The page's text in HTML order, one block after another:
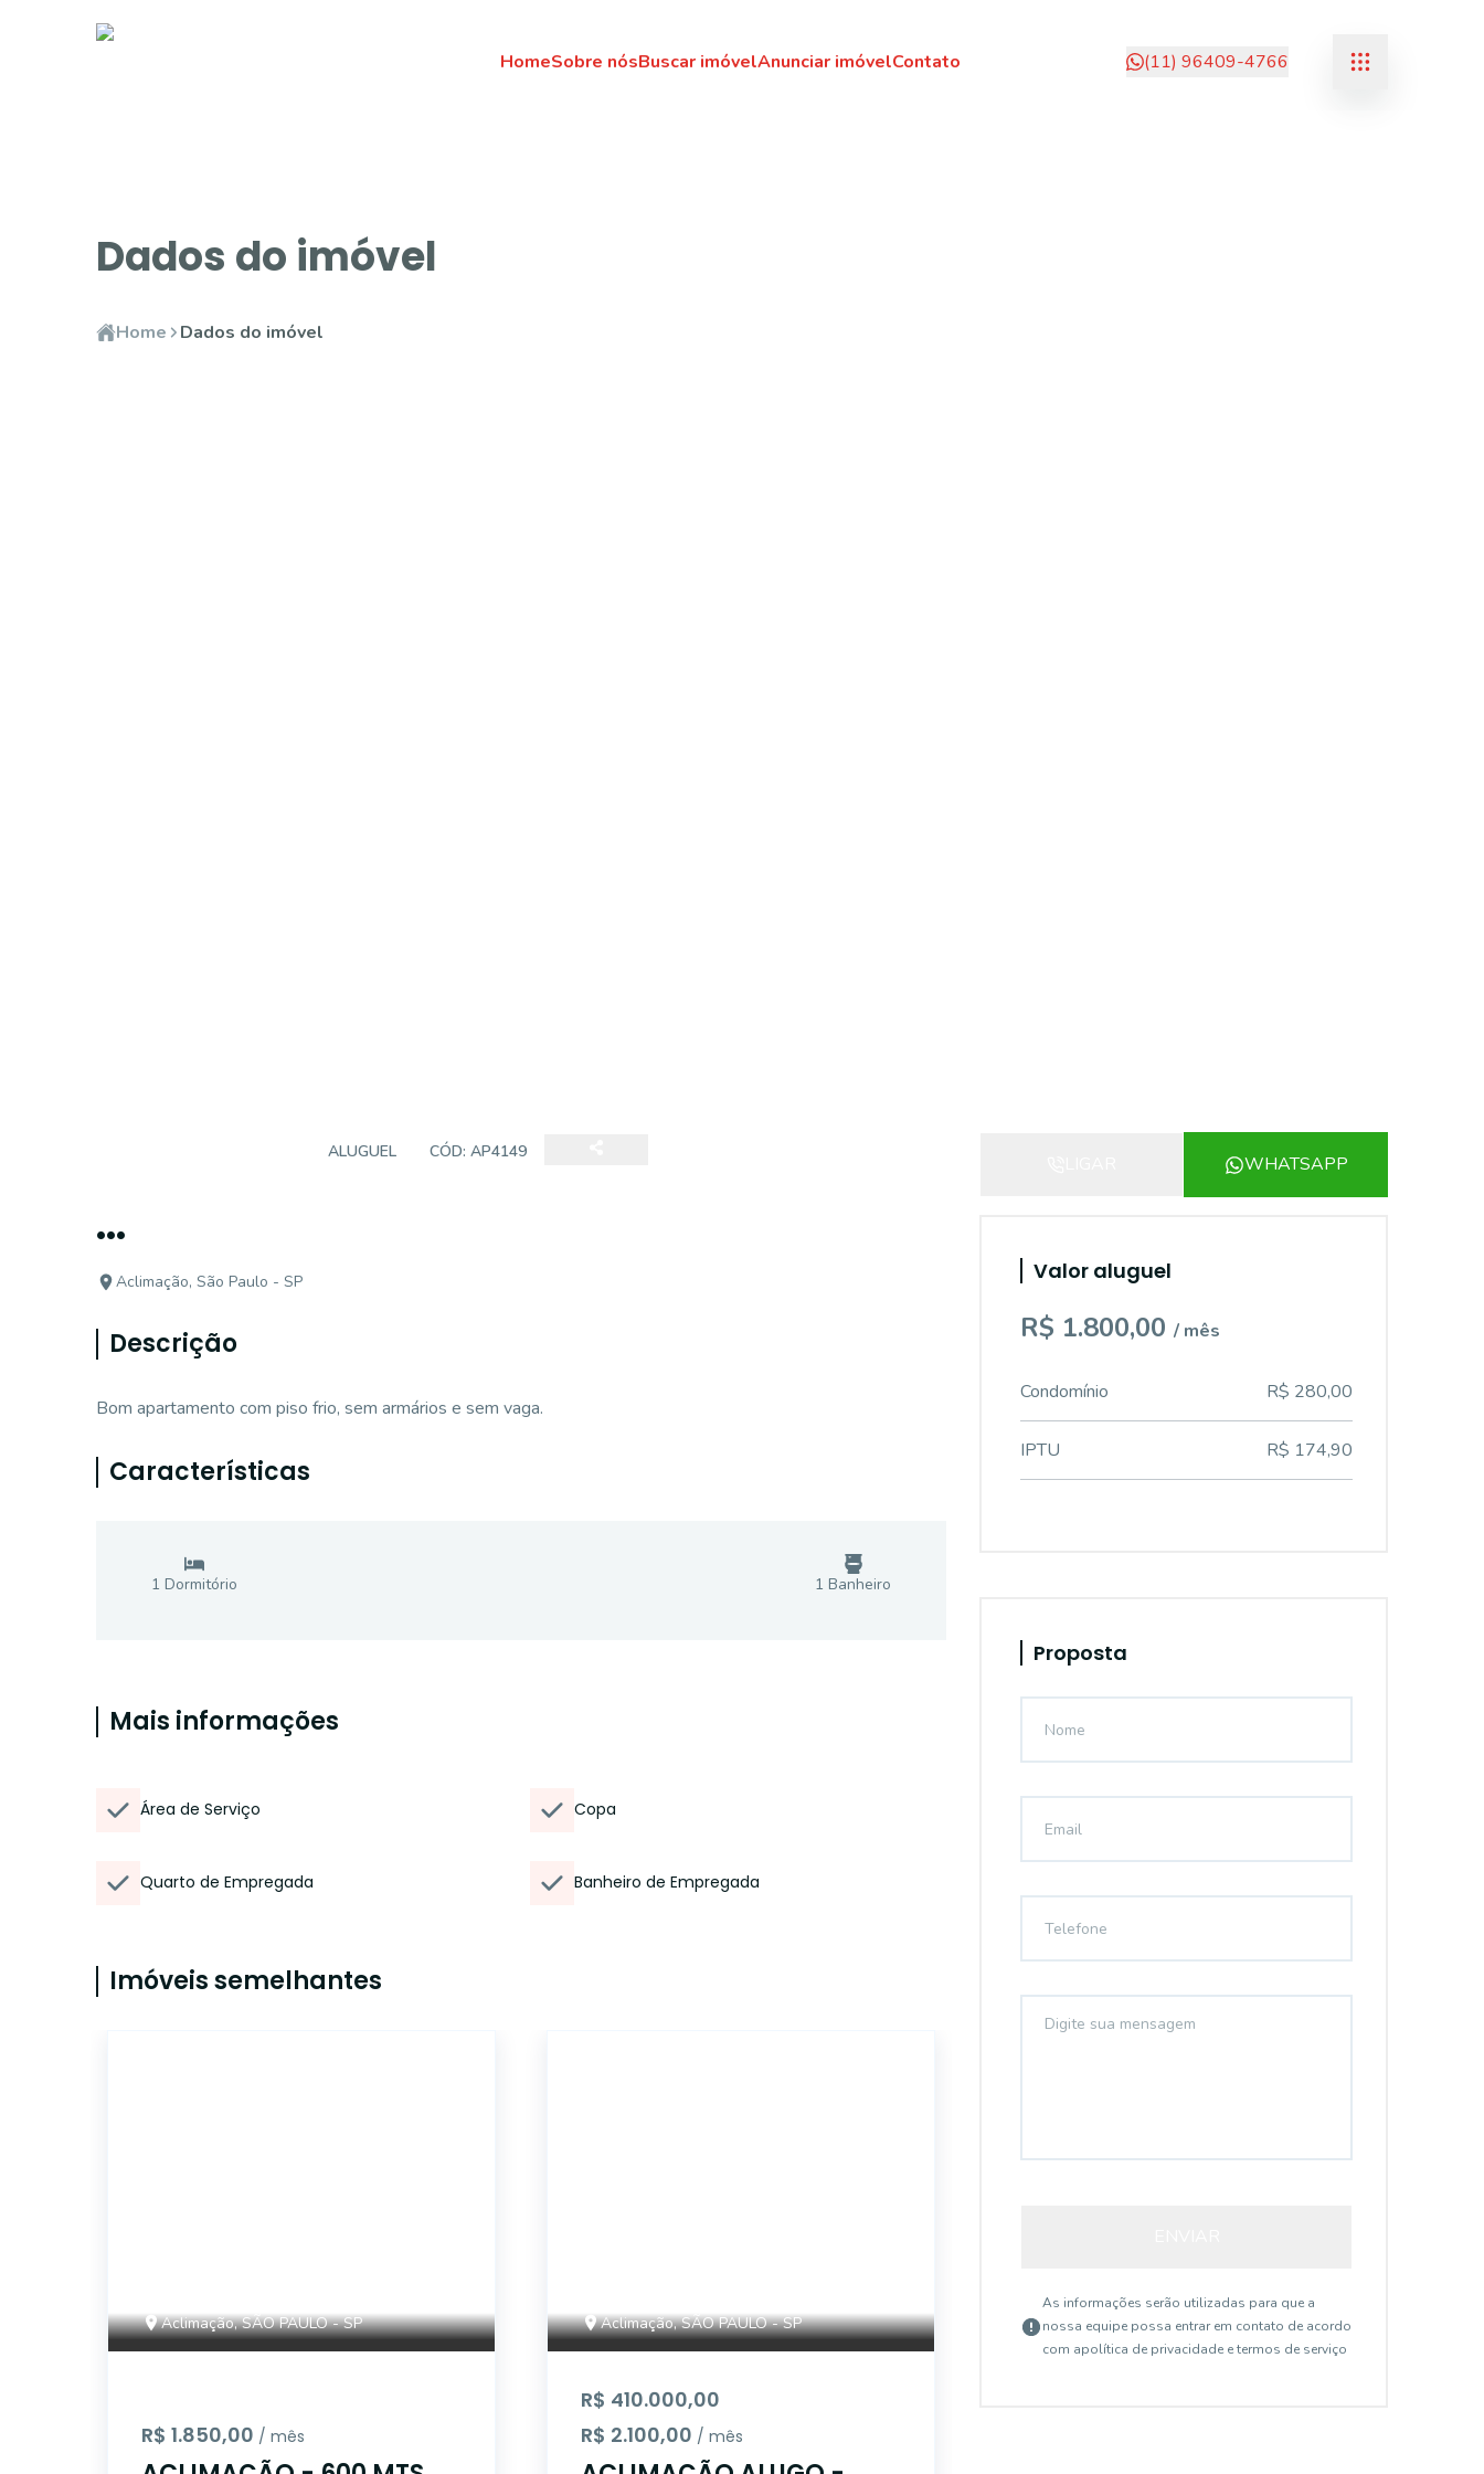
HomeSobre nósBuscar imóvelAnunciar imóvelContato (11) 96409-4766
Dados do imóvel
Home Dados do imóvel
ALUGUEL CÓD: AP4149
...
Aclimação, São Paulo - SP
Descrição
Bom apartamento com piso frio, sem armários e sem vaga.
Características
1 Dormitório 1 Banheiro
Mais informações
Área de Serviço Copa
Quarto de Empregada Banheiro de Empregada
Imóveis semelhantes
Aclimação, SÃO PAULO - SP
R$ 1.850,00 / mês
Aclimação, SÃO PAULO - SP
R$ 410.000,00
R$ 2.100,00 / mês
Aclimação, SÃO PAULO - SP
WHATSAPP
Valor aluguel
R$ 1.800,00 / mês
Condomínio R$ 280,00
IPTU R$ 174,90
Proposta
As informações serão utilizadas para que a
nossa equipe possa entrar em contato de acordo
com apolítica de privacidade e termos de serviço